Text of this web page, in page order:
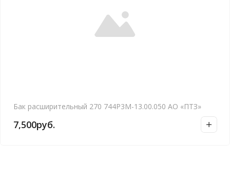
Бак расширительный 270 744Р3М-13.00.050 АО «ПТЗ»
7,500руб.